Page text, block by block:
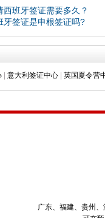
西班牙签证需要多久？
牙签证是申根签证吗?
意大利签证中心 英国夏令营
广东、福建、贵州